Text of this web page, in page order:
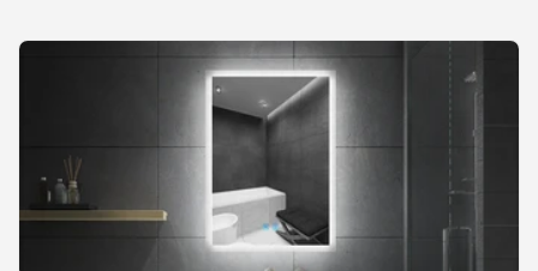
e